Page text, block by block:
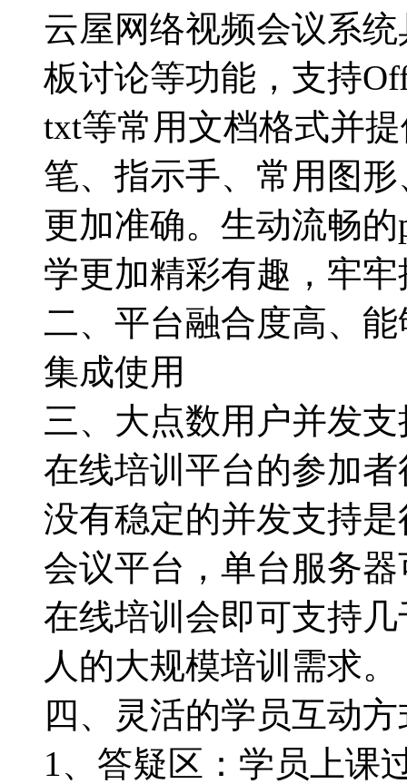
云屋网络视频会议系
板讨论等功能，支持
txt等常用文档格式并
笔、指示手、常用图
更加准确。生动流畅
学更加精彩有趣，牢
二、平台融合度高、
集成使用
三、大点数用户并发支
在线培训平台的参加
没有稳定的并发支持
会议平台，单台服务
在线培训会即可支持
人的大规模培训需求。
四、灵活的学员互动方
1、答疑区：学员上课